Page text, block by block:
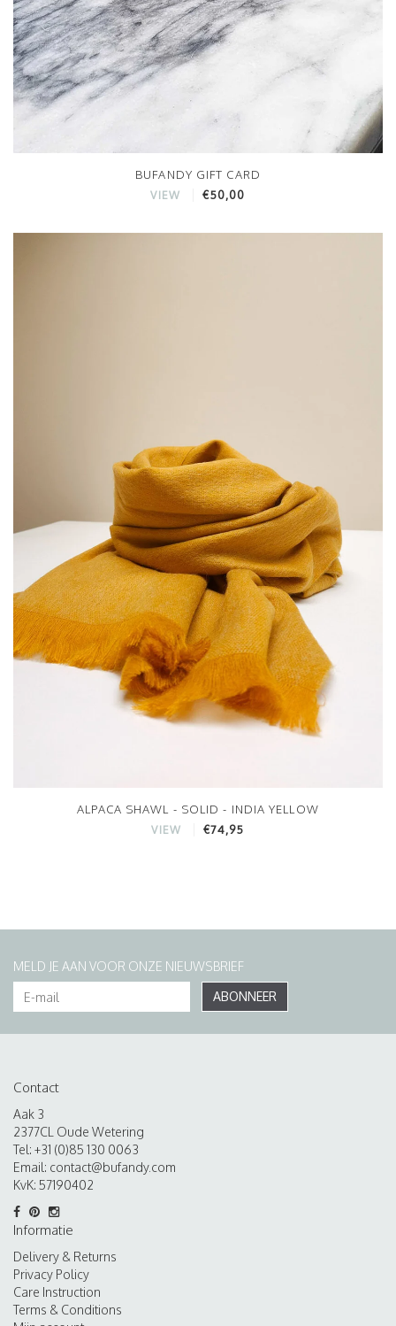
BUFANDY GIFT CARD
VIEW €50,00
ALPACA SHAWL - SOLID - INDIA YELLOW
VIEW €74,95
MELD JE AAN VOOR ONZE NIEUWSBRIEF
ABONNEER
Contact
Aak 3
2377CL Oude Wetering
Tel: +31 (0)85 130 0063
Email: contact@bufandy.com
KvK: 57190402
Informatie
Delivery & Returns
Privacy Policy
Care Instruction
Terms & Conditions